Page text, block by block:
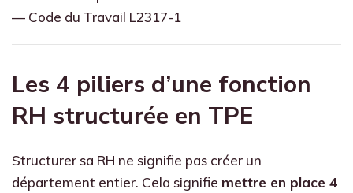
— Code du Travail L2317-1
Les 4 piliers d’une fonction
RH structurée en TPE
Structurer sa RH ne signifie pas créer un
département entier. Cela signifie mettre en place 4